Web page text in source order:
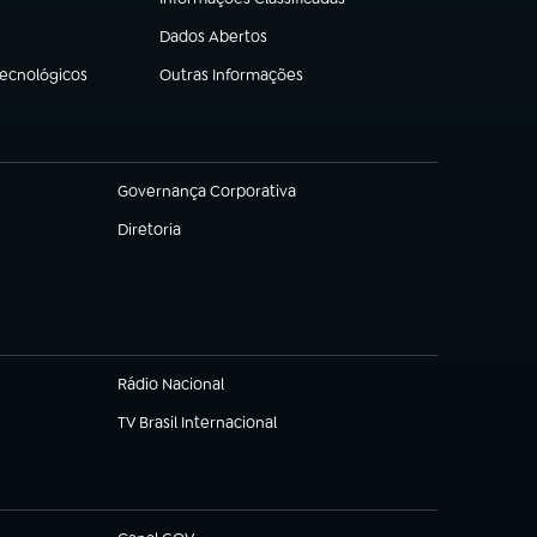
(abre em nova aba)
Dados Abertos
(abre em nova aba)
Outras Informações
(abre em nova aba)
Governança Corporativa
(abre em nova aba)
Diretoria
(abre em nova aba)
Rádio Nacional
TV Brasil Internacional
(abre em nova aba)